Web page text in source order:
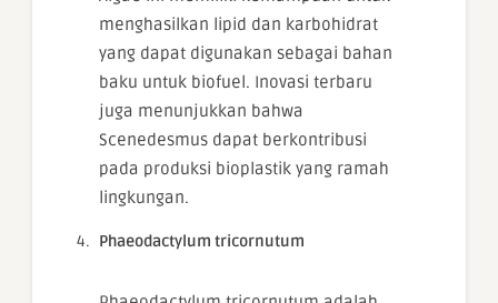
menghasilkan lipid dan karbohidrat
yang dapat digunakan sebagai bahan
baku untuk biofuel. Inovasi terbaru
juga menunjukkan bahwa
Scenedesmus dapat berkontribusi
pada produksi bioplastik yang ramah
lingkungan.
Phaeodactylum tricornutum